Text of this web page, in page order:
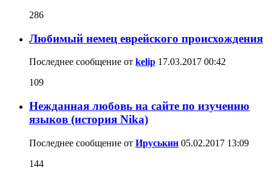
286
Любимый немец еврейского происхождения
Последнее сообщение от kelip 17.03.2017 00:42
109
Нежданная любовь на сайте по изучению
языков (история Nika)
Последнее сообщение от Ируськин 05.02.2017 13:09
144